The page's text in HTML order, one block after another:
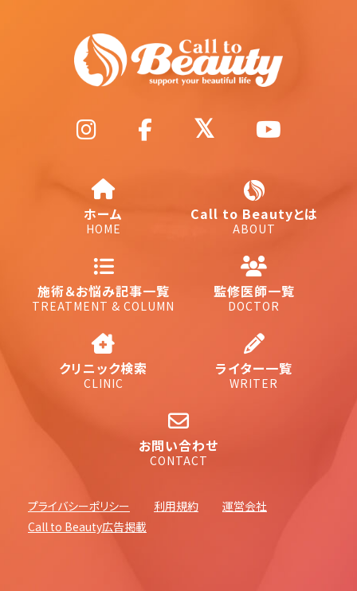
ホーム
HOME
Call to Beautyとは
ABOUT
施術＆お悩み記事一覧
TREATMENT & COLUMN
監修医師一覧
DOCTOR
クリニック検索
CLINIC
ライター一覧
WRITER
お問い合わせ
CONTACT
プライバシーポリシー 利用規約
運営会社
Call to Beauty広告掲載